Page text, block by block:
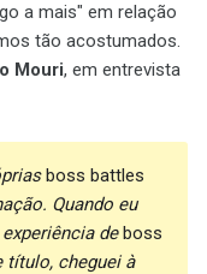
a mais" em relação
tão acostumados.
Mouri, em entrevista
boss battles
Quando eu
deboss
título, cheguei à